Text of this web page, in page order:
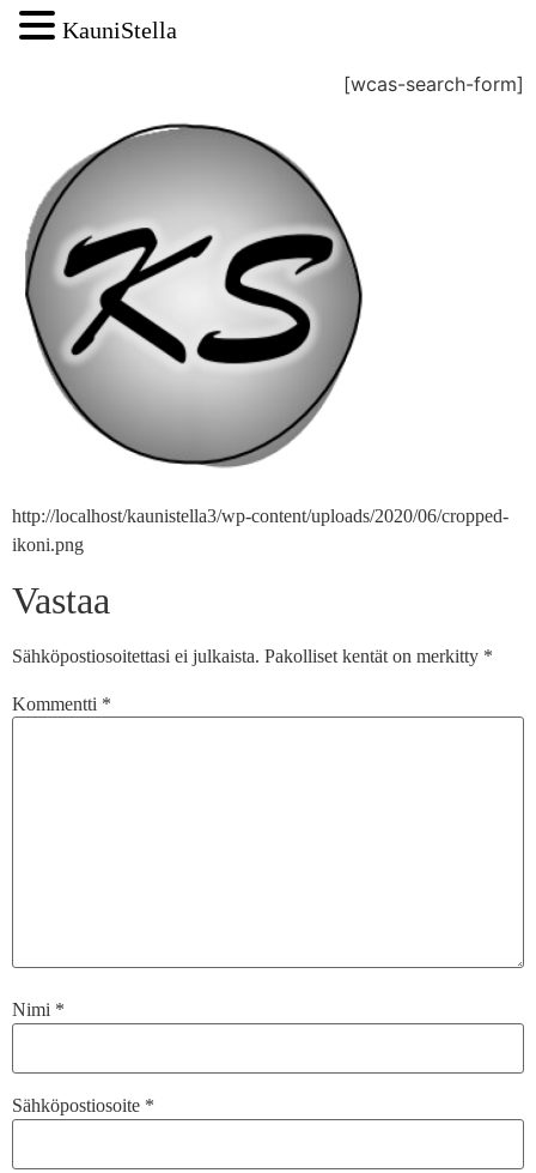
[wcas-search-form]
http://localhost/kaunistella3/wp-content/uploads/2020/06/cropped-
ikoni.png
Vastaa
Sähköpostiosoitettasi ei julkaista. Pakolliset kentät on merkitty *
Kommentti *
Nimi *
Sähköpostiosoite *
KauniStella